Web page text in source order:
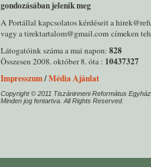
gondozásában jelenik meg
A Portállal kapcsolatos kérdéseit a
vagy a tirektartalom@gmail.com címeken
Látogatóink száma a mai napon: 828
Összesen 2008. október 8. óta : 10437327
Impresszum/Média Ajánlat
Copyright © 2011 Tiszáninneni Református
Minden jog fentartva. All Rights Reserved.